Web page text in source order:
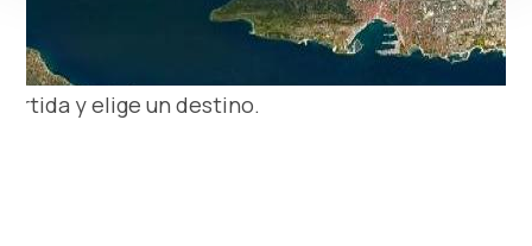
y elige un destino.